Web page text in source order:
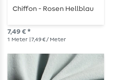
Chiffon - Rosen Hellblau
7,49 € *
1 Meter | 7,49 € / Meter